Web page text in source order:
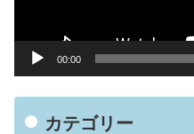
00:00
カテゴリー